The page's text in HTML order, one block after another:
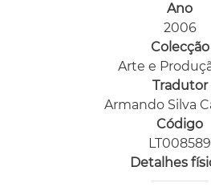
Ano
2006
Colecção
Arte e
Tradutor
Armando Silva
Código
LT008589
Detalhes